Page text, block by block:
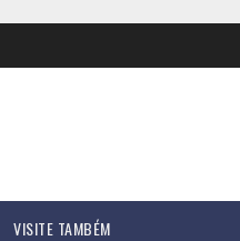
VISITE TAMBÉM